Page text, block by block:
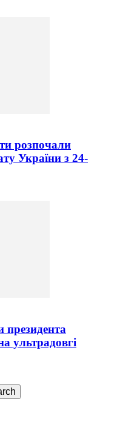
розпочали
України з 24-
президента
ультрадовгі